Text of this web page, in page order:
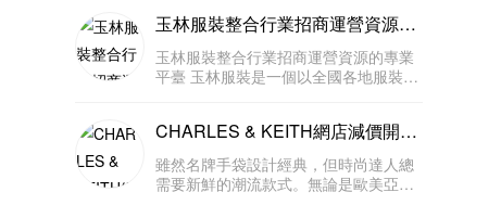
指的行為，或是對外在的興趣大于吸手
指的滿足感。 「吃手」是嬰兒成長
玉林服裝整合行業招商運營資源的
專業平臺
玉林服裝整合行業招商運營資源的專業
平臺 玉林服裝是一個以全國各地服裝為
不同類別的大量客戶，以及無限的商機
和發展空間。致力于打造中國專業的
CHARLES & KEITH網店減價開
始！KOL人氣手袋也在減
雖然名牌手袋設計經典，但時尚達人總
需要新鮮的潮流款式。無論是歐美亞洲